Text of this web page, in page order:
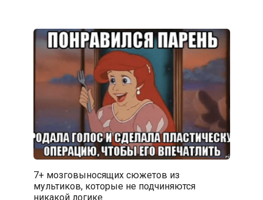
7+ мозговыносящих сюжетов из
мультиков, которые не подчиняются
никакой логике